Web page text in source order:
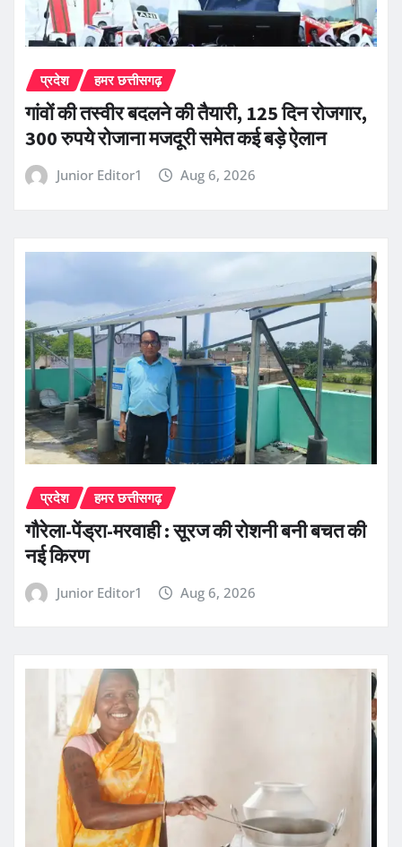
प्रदेश हमर छत्तीसगढ़
गांवों की तस्वीर बदलने की तैयारी, 125 दिन रोजगार,
300 रुपये रोजाना मजदूरी समेत कई बड़े ऐलान
Junior Editor1 Aug 6, 2026
प्रदेश हमर छत्तीसगढ़
गौरेला-पेंड्रा-मरवाही : सूरज की रोशनी बनी बचत की
नई किरण
Junior Editor1 Aug 6, 2026